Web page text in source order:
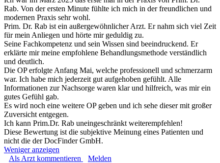
Rab. Von der ersten Minute fühlte ich mich in der freundlichen und
modernen Praxis sehr wohl.
Prim. Dr. Rab ist ein außergewöhnlicher Arzt. Er nahm sich viel Zeit
für mein Anliegen und hörte mir geduldig zu.
Seine Fachkompetenz und sein Wissen sind beeindruckend. Er
erklärte mir meine empfohlene Behandlungsmethode verständlich
und deutlich.
Die OP erfolgte Anfang Mai, welche professionell und schmerzarm
war. Ich habe mich jederzeit gut aufgehoben gefühlt. Alle
Informationen zur Nachsorge waren klar und hilfreich, was mir ein
gutes Gefühl gab.
Es wird noch eine weitere OP geben und ich sehe dieser mit großer
Zuversicht entgegen.
Ich kann Prim.Dr. Rab uneingeschränkt weiterempfehlen!
Diese Bewertung ist die subjektive Meinung eines Patienten und
nicht die der DocFinder GmbH.
Weniger anzeigen
Als Arzt kommentieren
Melden